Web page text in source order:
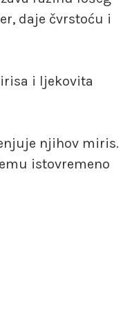
daje čvrstoću i
i ljekovita
njihov miris.
istovremeno